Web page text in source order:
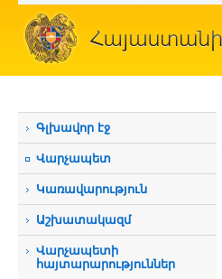
Գլխավոր էջ
Վարչապետ
Կառավարություն
Աշխատակազմ
Վարչապետի
հայտարարություններ